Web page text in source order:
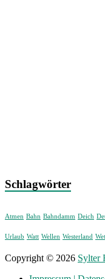
Schlagwörter
Atmen Bahn Bahndamm Deich
Urlaub Watt Wellen Westerland
Copyright © 2026 Sylter